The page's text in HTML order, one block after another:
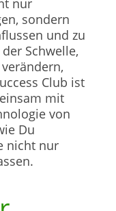
nur
sondern
und zu
Schwelle,
Club ist
mit
von
Du
nicht nur